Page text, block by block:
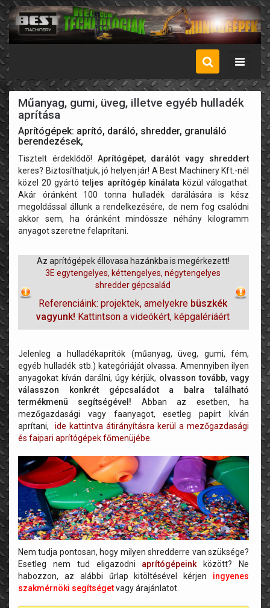
Menü
Műanyag, gumi, üveg, illetve egyéb hulladék
aprítása
Aprítógépek: aprító, daráló, shredder, granuláló
berendezések,
Tisztelt érdeklődő! Aprítógépet, darálót vagy shreddert
keres? Biztosíthatjuk, jó helyen jár! A Best Machinery Kft.-nél
közel 20 gyártóteljes aprítógép kínálata közül válogathat.
Akár óránként 100 tonna hulladék darálására is kész
megoldással állunk a rendelkezésére, de nem fog csalódni
akkor sem, ha óránként mindössze néhány kilogramm
anyagot szeretne felaprítani.
Az aprítógépek éllovasa hazánkba is megérkezett!
3E egytengelyes, kéttengelyes, négytengelyes
shredder gépcsalád
Referenciáink: projektek, amelyekre büszkék
vagyunk! Kattintson a videókért, képgalériáért
Jelenleg a hulladékaprítók (műanyag, üveg, gumi, fém,
egyéb hulladék stb.) kategóriáját olvassa. Amennyiben ilyen
anyagokat kíván darálni, úgy kérjük, olvasson tovább, vagy
válasszon konkrét gépcsaládot a balra található
termékmenü segítségével! Abban az esetben, ha
mezőgazdasági vagy faanyagot, esetleg papírt kíván
aprítani, ide kattintva átirányításra kerül a mezőgazdasági
és faipari aprítógépek főmenüjébe.
Nem tudja pontosan, hogy milyen shredderre van szüksége?
Esetleg nem tud eligazodni aprítógépeink között? Ne
habozzon, az alábbi űrlap kitöltésével kérjen ingyenes
szakmérnöki segítségetvagy árajánlatot.